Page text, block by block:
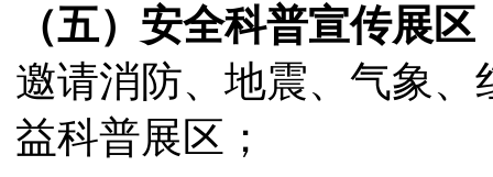
（五）安全科普宣传展区
邀请消防、地震、气象
益科普展区；